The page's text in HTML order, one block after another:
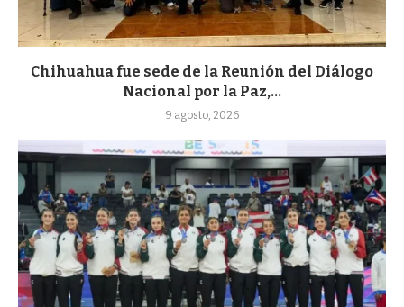
Chihuahua fue sede de la Reunión del Diálogo
Nacional por la Paz,...
9 agosto, 2026